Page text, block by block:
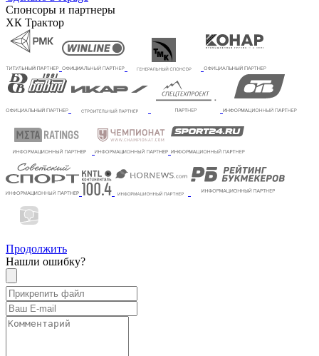
Спонсоры и партнеры
ХК Трактор
Продолжить
Нашли ошибку?